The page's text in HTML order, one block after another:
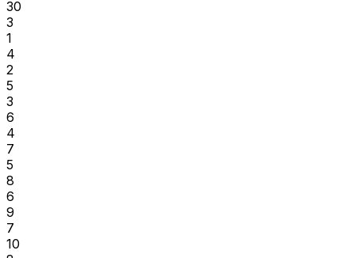
30
3
1
4
2
5
3
6
4
7
5
8
6
9
7
10